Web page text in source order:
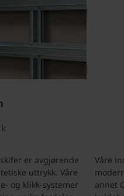
er avgjørende
uttrykk. Våre
og klikk-systemer
Våre
annet